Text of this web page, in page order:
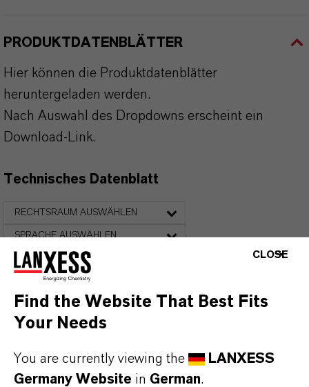
PRODUKTDATENBLÄTTER
Hier können die Produktdatenblätter
heruntergeladen werden.
Nach Auswahl des Dropdowns erscheint ein
Download-Link.
Technisches Datenblatt
RECHTSRAUM AUSWÄHLEN
SPRACHE AUSWÄHLEN
DARUMLANXESS!
CLOSE
Find the Website That Best Fits
Your Needs
You are currently viewing the
LANXESS
Germany Website in German.